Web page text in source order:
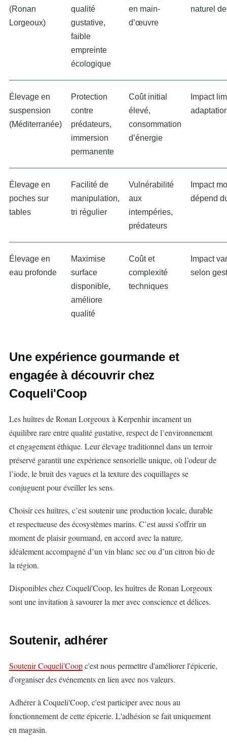
(Ronan
Lorgeoux)
qualité
gustative,
faible
empreinte
écologique
en main-
d’œuvre
naturel
Élevage en
suspension
(Méditerranée)
Protection
contre
prédateurs,
immersion
permanente
Coût initial
élevé,
consommation
d’énergie
Impact
Élevage en
poches sur
tables
Facilité de
manipulation,
tri régulier
Vulnérabilité
aux
intempéries,
prédateurs
Impact
dépend
Élevage en
eau profonde
Maximise
surface
disponible,
améliore
qualité
Coût et
complexité
techniques
Impact
selon
Une expérience gourmande et
engagée à découvrir chez
Coqueli'Coop
Les huîtres de Ronan Lorgeoux à Kerpenhir incarnent un
équilibre rare entre qualité gustative, respect de l’environnement
et engagement éthique. Leur élevage traditionnel dans un terroir
préservé garantit une expérience sensorielle unique, où l’odeur de
l’iode, le bruit des vagues et la texture des coquillages se
conjuguent pour éveiller les sens.
Choisir ces huîtres, c’est soutenir une production locale, durable
et respectueuse des écosystèmes marins. C’est aussi s’offrir un
moment de plaisir gourmand, en accord avec la nature,
idéalement accompagné d’un vin blanc sec ou d’un citron bio de
la région.
Disponibles chez Coqueli'Coop, les huîtres de Ronan Lorgeoux
sont une invitation à savourer la mer avec conscience et délices.
Soutenir, adhérer
Soutenir Coqueli'Coopc'est nous permettre d'améliorer l'épicerie,
d'organiser des événements en lien avec nos valeurs.
Adhérer à Coqueli'Coop, c'est participer avec nous au
fonctionnement de cette épicerie. L'adhésion se fait uniquement
en magasin.